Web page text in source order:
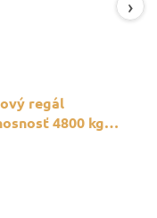
regál
4800 kg,
›